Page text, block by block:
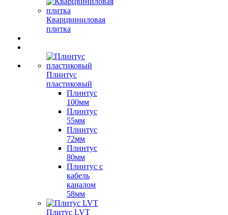
Кварцвиниловая
плитка
Плинтус
пластиковый
Плинтус
100мм
Плинтус
55мм
Плинтус
72мм
Плинтус
80мм
Плинтус с
кабель
каналом
58мм
Плитус LVT